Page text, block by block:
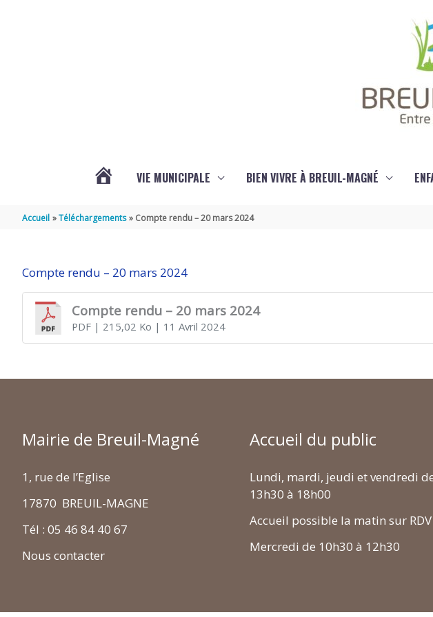
MAGNÉ
VIE MUNICIPALE BIEN VIVRE À BREUIL-MAGNÉ
Accueil Téléchargements Compte rendu – 20 mars 2024
Compte rendu – 20 mars 2024
Compte rendu – 20 mars 2024
PDF| 215,02 Ko | 11 Avril 2024
Mairie de Breuil-Magné
1, rue de l’Eglise
17870 BREUIL-MAGNE
Tél : 05 46 84 40 67
Nous contacter
Accueil du public
Lundi, mardi, jeudi et vendredi
13h30 à 18h00
Accueil possible la matin sur RDV
Mercredi de 10h30 à 12h30